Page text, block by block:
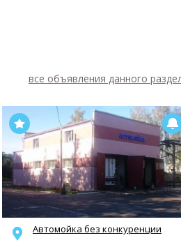
все объявления данного
Автомойка без конкуренции